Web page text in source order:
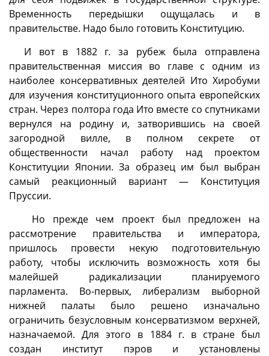
Временность передышки ощущалась и в
правительстве. Надо было готовить Конституцию.
И вот в 1882 г. за рубеж была отправлена
правительственная миссия во главе с одним из
наиболее консервативных деятелей Ито Хиробуми
для изучения конституционного опыта европейских
стран. Через полтора года Ито вместе со спутниками
вернулся на родину и, затворившись на своей
загородной вилле, в полном секрете от
общественности начал работу над проектом
Конституции Японии. За образец им был выбран
самый реакционный вариант — Конституция
Пруссии.
Но прежде чем проект был предложен на
рассмотрение правительства и императора,
пришлось провести некую подготовительную
работу, чтобы исключить возможность хотя бы
малейшей радикализации планируемого
парламента. Во-первых, либерализм выборной
нижней палаты было решено изначально
ограничить безусловным консерватизмом верхней,
назначаемой. Для этого в 1884 г. в стране был
создан институт пэров и установлены